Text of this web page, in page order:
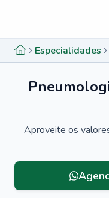
Especialidades
Aproveite os